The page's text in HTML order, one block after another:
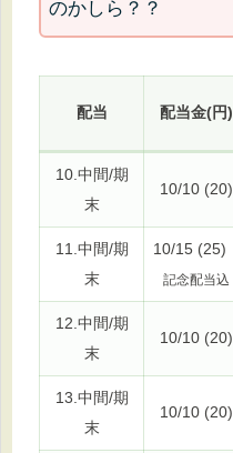
のかしら？？
配当 配当金(円)
10.中間/期
末
10/10 (20)
11.中間/期
末
10/15 (25)
記念配当込
12.中間/期
末
10/10 (20)
13.中間/期
末
10/10 (20)